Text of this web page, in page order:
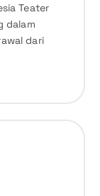
Teater
dalam
dari